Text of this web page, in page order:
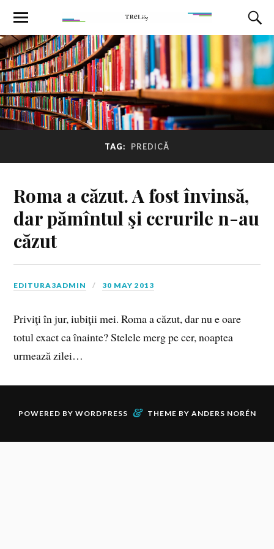
TAG: PREDICĂ
Roma a căzut. A fost învinsă,
dar pămîntul şi cerurile n-au
căzut
EDITURA3ADMIN 30 MAY 2013
Priviţi în jur, iubiţii mei. Roma a căzut, dar nu e oare
totul exact ca înainte? Stelele merg pe cer, noaptea
urmează zilei…
POWERED BY WORDPRESS & THEME BY ANDERS NORÉN